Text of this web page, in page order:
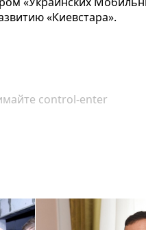
«Киевстара».
control-enter